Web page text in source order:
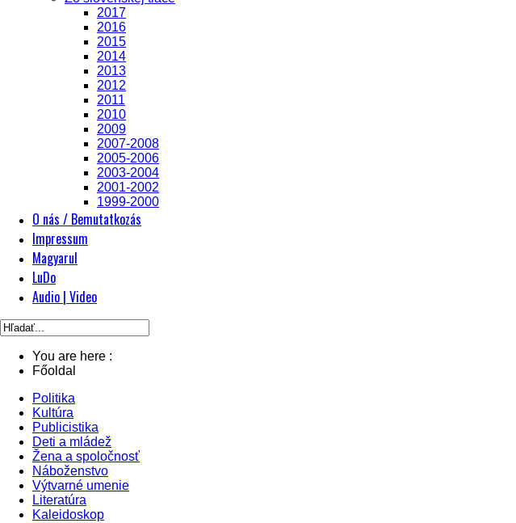
2017
2016
2015
2014
2013
2012
2011
2010
2009
2007-2008
2005-2006
2003-2004
2001-2002
1999-2000
O nás / Bemutatkozás
Impressum
Magyarul
LuDo
Audio | Video
You are here :
Főoldal
Politika
Kultúra
Publicistika
Deti a mládež
Žena a spoločnosť
Náboženstvo
Výtvarné umenie
Literatúra
Kaleidoskop